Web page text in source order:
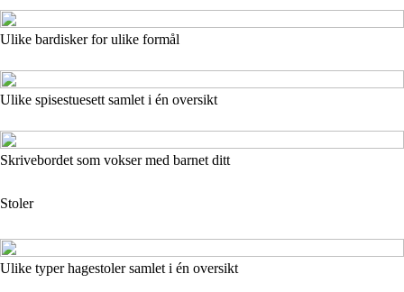
Ulike bardisker for ulike formål
Ulike spisestuesett samlet i én oversikt
Skrivebordet som vokser med barnet ditt
Stoler
Ulike typer hagestoler samlet i én oversikt